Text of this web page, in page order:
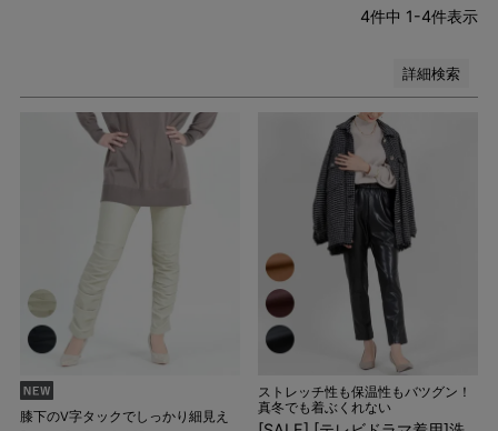
4件中 1-4件表示
詳細検索
膝下のV字タックでしっかり細見え
ストレッチ性も保温性もバツグン！
真冬でも着ぶくれない